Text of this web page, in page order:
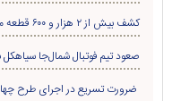
کشف بیش از ۲ هزار و ۶۰۰ قطعه مرغ زنده بدون مجوز در سیاهکل
صعود تیم فوتبال شمال‌جا‌ سیاهکل
ضرورت تسریع در اجرای طرح